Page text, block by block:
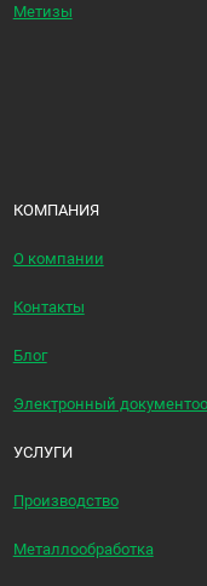
Метизы
КОМПАНИЯ
О компании
Контакты
Блог
Электронный
УСЛУГИ
Производство
Металлообработка